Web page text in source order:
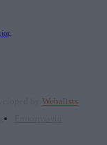
Webalists